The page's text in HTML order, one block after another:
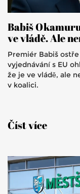
Babiš
ve vládě. Ale
Premiér Babiš
vyjednávání s EU
že je ve vládě, ale
v koalici.
Číst více